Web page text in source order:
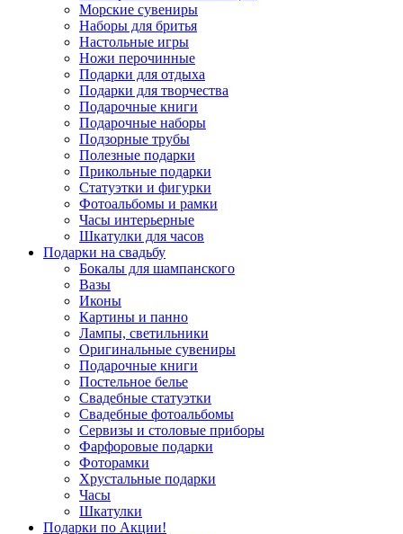
Морские сувениры
Наборы для бритья
Настольные игры
Ножи перочинные
Подарки для отдыха
Подарки для творчества
Подарочные книги
Подарочные наборы
Подзорные трубы
Полезные подарки
Прикольные подарки
Статуэтки и фигурки
Фотоальбомы и рамки
Часы интерьерные
Шкатулки для часов
Подарки на свадьбу
Бокалы для шампанского
Вазы
Иконы
Картины и панно
Лампы, светильники
Оригинальные сувениры
Подарочные книги
Постельное белье
Свадебные статуэтки
Свадебные фотоальбомы
Сервизы и столовые приборы
Фарфоровые подарки
Фоторамки
Хрустальные подарки
Часы
Шкатулки
Подарки по Акции!